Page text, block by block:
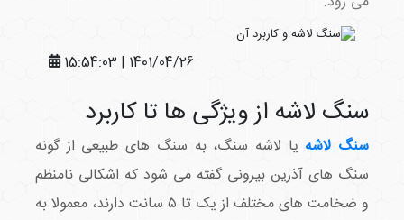
1401/04/26 | 15:54:03
سنگ لاشه از ویژگی ها تا کاربرد
سنگ لاشه یا لاشه سنگ، به سنگ های طبیعی از گونه
سنگ های آذرین بیرونی گفته می شود که اشکالی نامنظم
و ضخامت های مختلف از یک تا ۵ سانت دارند، معمولا به